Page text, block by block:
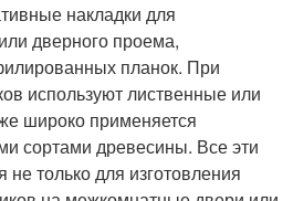
накладки для
дверного проема,
планок. При
используют лиственные или
широко применяется
сортами древесины. Все эти
только для изготовления